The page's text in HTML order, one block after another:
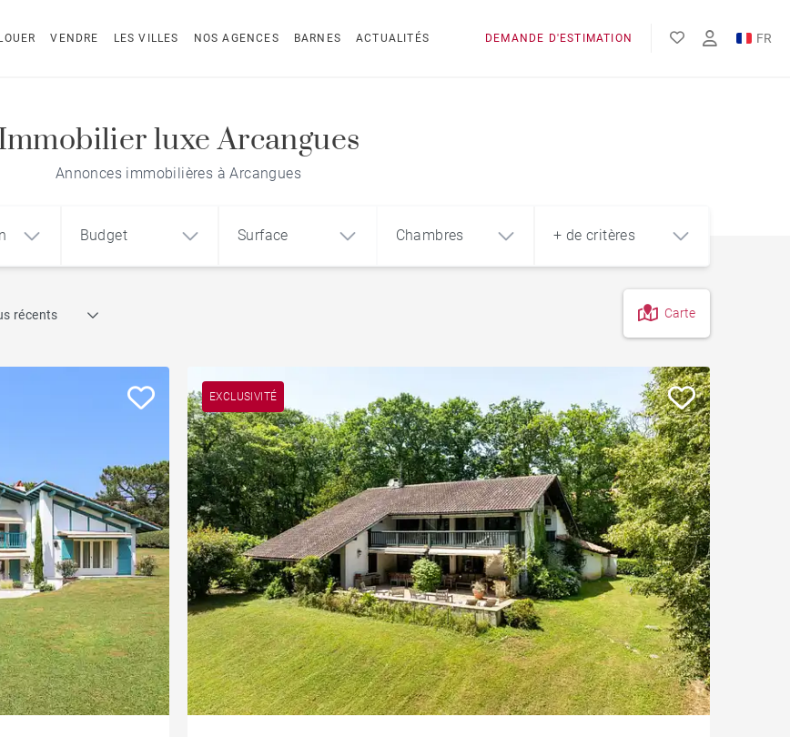
LOUER VENDRE LES VILLES NOS AGENCES BARNES ACTUALITÉS DEMANDE D'ESTIMATION FR
EN
luxe Arcangues
Annonces immobilières à Arcangues
Terrain
Programme
Bureau et
commerce
Budget Surface Chambres + de critères
Vue mer Terrasse
Parking / Garage Jardin
Piscine Style contemporain
Balcon Vue montagne
Ascenseur Plage à pied
À rénover Sur golf
Vue Adour
récents Carte
EXCLUSIVITÉ